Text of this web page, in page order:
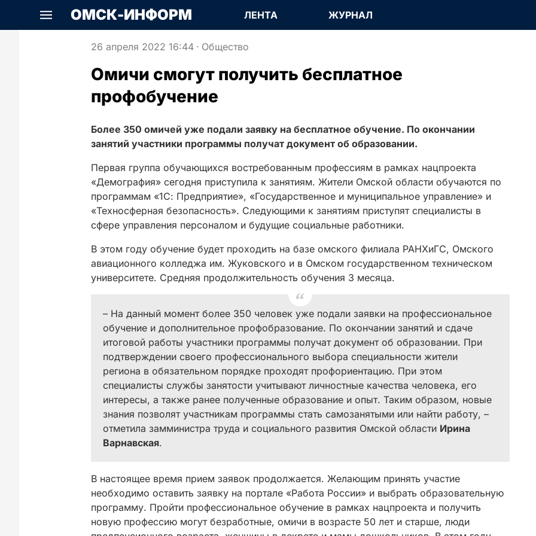
ОМСК-ИНФОРМ ЛЕНТА ЖУРНАЛ
26 апреля 2022 16:44 · Общество
Омичи смогут получить бесплатное
профобучение
Более 350 омичей уже подали заявку на бесплатное обучение. По окончании
занятий участники программы получат документ об образовании.
Первая группа обучающихся востребованным профессиям в рамках нацпроекта
«Демография» сегодня приступила к занятиям. Жители Омской области обучаются по
программам «1С: Предприятие», «Государственное и муниципальное управление» и
«Техносферная безопасность». Следующими к занятиям приступят специалисты в
сфере управления персоналом и будущие социальные работники.
В этом году обучение будет проходить на базе омского филиала РАНХиГС, Омского
авиационного колледжа им. Жуковского и в Омском государственном техническом
университете. Средняя продолжительность обучения 3 месяца.
– На данный момент более 350 человек уже подали заявки на профессиональное
обучение и дополнительное профобразование. По окончании занятий и сдаче
итоговой работы участники программы получат документ об образовании. При
подтверждении своего профессионального выбора специальности жители
региона в обязательном порядке проходят профориентацию. При этом
специалисты службы занятости учитывают личностные качества человека, его
интересы, а также ранее полученные образование и опыт. Таким образом, новые
знания позволят участникам программы стать самозанятыми или найти работу, –
отметила замминистра труда и социального развития Омской области Ирина
Варнавская.
В настоящее время прием заявок продолжается. Желающим принять участие
необходимо оставить заявку на портале «Работа России» и выбрать образовательную
программу. Пройти профессиональное обучение в рамках нацпроекта и получить
новую профессию могут безработные, омичи в возрасте 50 лет и старше, люди